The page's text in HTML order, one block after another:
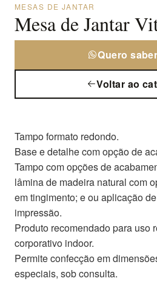
MESAS DE JANTAR
Mesa de Jantar
Quero
Voltar ao
Tampo formato redondo.
Base e detalhe com opção de
Tampo com opções de
lâmina de madeira natural com
em tingimento; e ou aplicação
impressão.
Produto recomendado para uso
corporativo indoor.
Permite confecção em
especiais, sob consulta.